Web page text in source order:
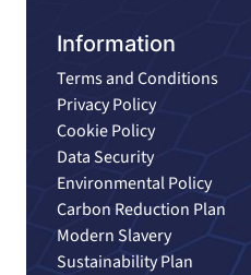
Information
Terms and Conditions
Privacy Policy
Cookie Policy
Data Security
Environmental Policy
Carbon Reduction Plan
Modern Slavery
Sustainability Plan